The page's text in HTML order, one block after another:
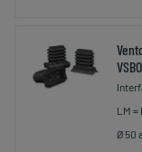
LM =
Ø 50